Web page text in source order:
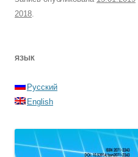
2018
ЯЗЫК
Русский
English